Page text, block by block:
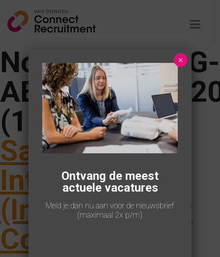
Toggle
NotPaddedPNG-
(104) |←
Salesmanager
Intramuraal
(Ingevuld door
Connect)
Ontvang de meest
actuele vacatures
Meld je dan nu aan voor de nieuwsbrief
(maximaal 2x p/m)
×